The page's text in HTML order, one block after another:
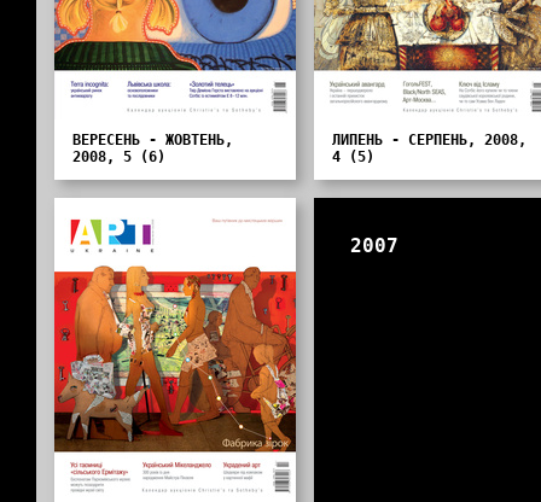
ВЕРЕСЕНЬ - ЖОВТЕНЬ,
2008, 5 (6)
ЛИПЕНЬ - СЕРПЕНЬ, 2008,
4 (5)
2007